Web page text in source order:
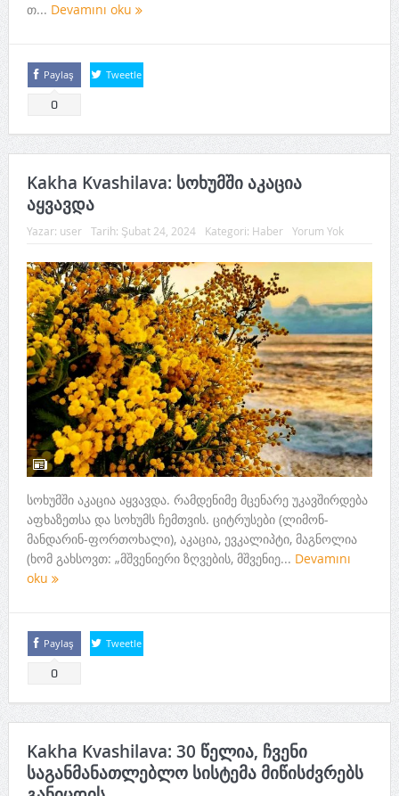
თ... Devamını oku
Paylaş
0
Tweetle
Kakha Kvashilava: სოხუმში აკაცია
აყვავდა
Yazar: user Tarih: Şubat 24, 2024 Kategori: Haber Yorum Yok
სოხუმში აკაცია აყვავდა. რამდენიმე მცენარე უკავშირდება
აფხაზეთსა და სოხუმს ჩემთვის. ციტრუსები (ლიმონ-
მანდარინ-ფორთოხალი), აკაცია, ევკალიპტი, მაგნოლია
(ხომ გახსოვთ: „მშვენიერი ზღვების, მშვენიე... Devamını
oku
Paylaş
0
Tweetle
Kakha Kvashilava: 30 წელია, ჩვენი
საგანმანათლებლო სისტემა მიწისძვრებს